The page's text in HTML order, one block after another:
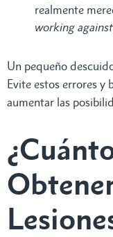
realmente
working
Un pequeño
Evite estos errores y
aumentar las